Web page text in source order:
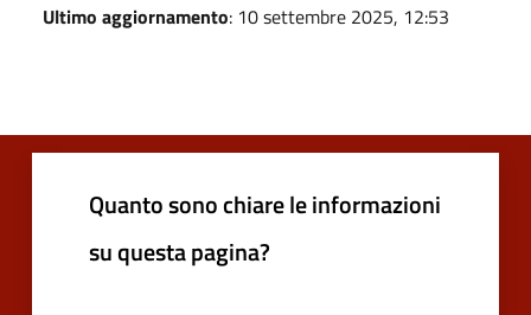
Ultimo aggiornamento: 10 settembre 2025, 12:53
Quanto sono chiare le informazioni
su questa pagina?